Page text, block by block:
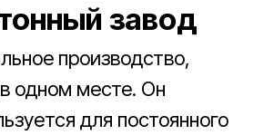
завод
производство,
одном месте. Он
для постоянного